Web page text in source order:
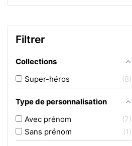
Filtrer
Collections
Super-héros
8
Type de personnalisation
Avec prénom
7
Sans prénom
1